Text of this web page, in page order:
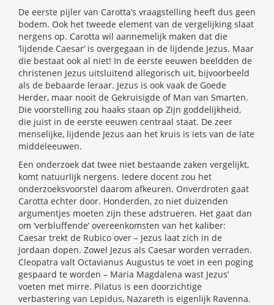
De eerste pijler van Carotta’s vraagstelling heeft dus geen
bodem. Ook het tweede element van de vergelijking slaat
nergens op. Carotta wil aannemelijk maken dat die
‘lijdende Caesar’ is overgegaan in de lijdende Jezus. Maar
die bestaat ook al niet! In de eerste eeuwen beeldden de
christenen Jezus uitsluitend allegorisch uit, bijvoorbeeld
als de bebaarde leraar. Jezus is ook vaak de Goede
Herder, maar nooit de Gekruisigde of Man van Smarten.
Die voorstelling zou haaks staan op Zijn goddelijkheid,
die juist in de eerste eeuwen centraal staat. De zeer
menselijke, lijdende Jezus aan het kruis is iets van de late
middeleeuwen.
Een onderzoek dat twee niet bestaande zaken vergelijkt,
komt natuurlijk nergens. Iedere docent zou het
onderzoeksvoorstel daarom afkeuren. Onverdroten gaat
Carotta echter door. Honderden, zo niet duizenden
argumentjes moeten zijn these adstrueren. Het gaat dan
om ‘verbluffende’ overeenkomsten van het kaliber:
Caesar trekt de Rubico over – Jezus laat zich in de
Jordaan dopen. Zowel Jezus als Caesar worden verraden.
Cleopatra valt Octavianus Augustus te voet in een poging
gespaard te worden – Maria Magdalena wast Jezus’
voeten met mirre. Pilatus is een doorzichtige
verbastering van Lepidus, Nazareth is eigenlijk Ravenna.